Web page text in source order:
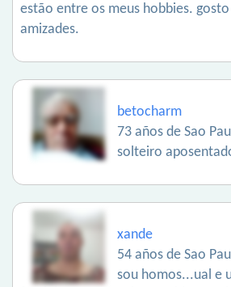
estão entre os meus hobbies.
amizades.
betocharm
73 años de Sao
solteiro
xande
54 años de Sao
sou homos...ual e